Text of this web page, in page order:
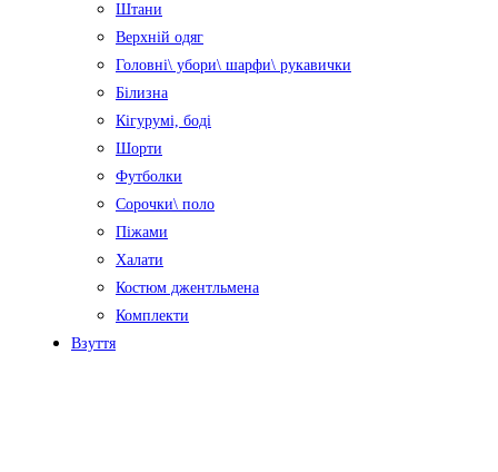
Штани
Верхній одяг
Головні\ убори\ шарфи\ рукавички
Білизна
Кігурумі, боді
Шорти
Футболки
Сорочки\ поло
Піжами
Халати
Костюм джентльмена
Комплекти
Взуття